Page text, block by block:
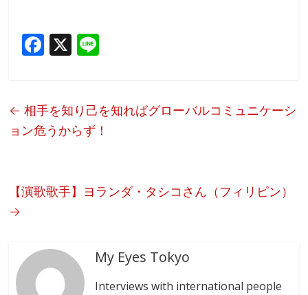
F
b
o
X
← 相手を知り己を知ればグローバルコミュニケーシ
ョン危うからず！
【演歌歌手】ヨランダ・タシコさん（フィリピン）
→
My Eyes Tokyo
Interviews with international people